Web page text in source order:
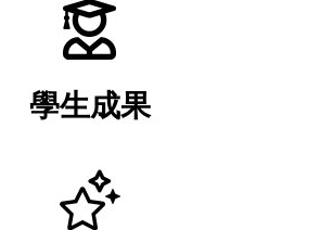
學生成果